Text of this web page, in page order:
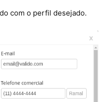
com o perfil desejado.